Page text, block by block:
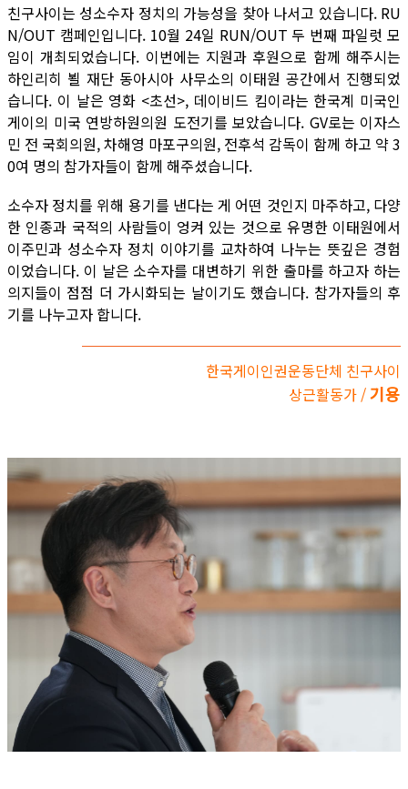
친구사이는 성소수자 정치의 가능성을 찾아 나서고 있습니다. RU
N/OUT 캠페인입니다. 10월 24일 RUN/OUT 두 번째 파일럿 모
임이 개최되었습니다. 이번에는 지원과 후원으로 함께 해주시는
하인리히 뵐 재단 동아시아 사무소의 이태원 공간에서 진행되었
습니다. 이 날은 영화 <초선>, 데이비드 킴이라는 한국계 미국인
게이의 미국 연방하원의원 도전기를 보았습니다. GV로는 이자스
민 전 국회의원, 차해영 마포구의원, 전후석 감독이 함께 하고 약 3
0여 명의 참가자들이 함께 해주셨습니다.
소수자 정치를 위해 용기를 낸다는 게 어떤 것인지 마주하고, 다양
한 인종과 국적의 사람들이 엉켜 있는 것으로 유명한 이태원에서
이주민과 성소수자 정치 이야기를 교차하여 나누는 뜻깊은 경험
이었습니다. 이 날은 소수자를 대변하기 위한 출마를 하고자 하는
의지들이 점점 더 가시화되는 날이기도 했습니다. 참가자들의 후
기를 나누고자 합니다.
한국게이인권운동단체 친구사이
상근활동가 /기용